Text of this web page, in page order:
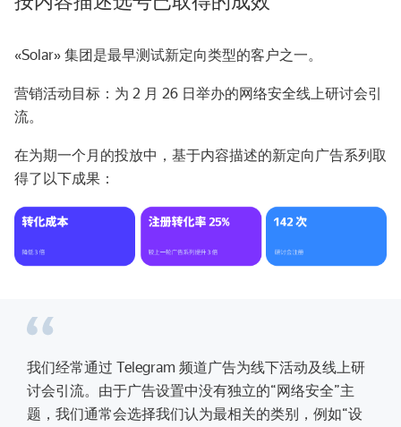
«Solar» 集团是最早测试新定向类型的客户之一。
营销活动目标：为 2 月 26 日举办的网络安全线上研讨会引
流。
在为期一个月的投放中，基于内容描述的新定向广告系列取
得了以下成果：
我们经常通过 Telegram 频道广告为线下活动及线上研
讨会引流。由于广告设置中没有独立的“网络安全”主
题，我们通常会选择我们认为最相关的类别，例如“设